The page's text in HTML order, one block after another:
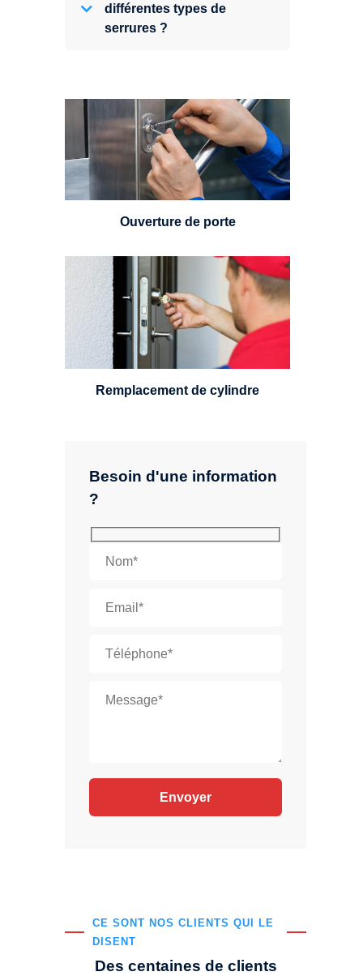
Besoin d'une information
?
CE SONT NOS CLIENTS QUI LE
DISENT
Des centaines de clients
différentes types de
serrures ?
Vous avez perdu vos clés ou la
porte s'est refermée derrière vous
? Un serrurier est disponible
24h/7.
Ouverture de porte
Un serrurier sera en mesure de
choisir et remplacer un cylindre
standard, à 5 leviers ou à 3
leviers, Mul-T-Lock ou encore
multipoints.
Remplacement de cylindre